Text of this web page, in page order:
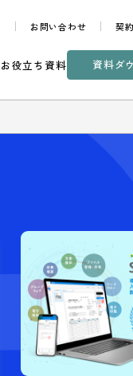
よくある質問 お
ナーDXコラム お役立